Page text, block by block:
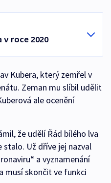
v roce 2020
Kubera, který zemřel v
Zeman mu slíbil udělit
ale ocenění
že udělí Řád bílého lva
stalo. Už dříve jej nazval
a vyznamenání
musí skončit ve funkci